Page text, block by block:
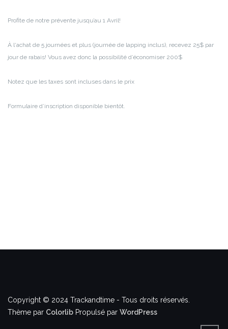
Profite de notre prévente jusqu’au 1 Avril!
À l‘achat de 5 journées et plus (journée de lapping inclus), recevez 25$ par
jour de rabais! Vous avez donc la possibilité d’économiser 200$
Notez que les taxes sont incluses dans le prix
Formulaire d’inscription disponible bientôt.
Copyright © 2024 Trackandtime - Tous droits réservés.
Thème par Colorlib Propulsé par WordPress